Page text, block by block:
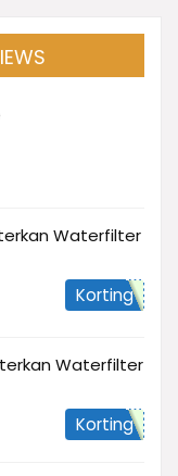
Waterfilter
Korting
Waterfilter
Korting